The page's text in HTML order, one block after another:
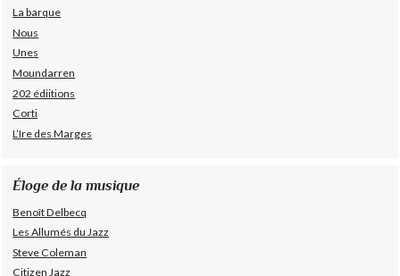
La barque
Nous
Unes
Moundarren
202 édiitions
Corti
L’Ire des Marges
Éloge de la musique
Benoît Delbecq
Les Allumés du Jazz
Steve Coleman
Citizen Jazz